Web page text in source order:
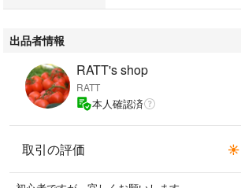
メーカー希望価格16720円(税込)
2018年10月3日発売
国内正規品
出品者情報
RATT's shop
RATT
本人確認済
取引の評価